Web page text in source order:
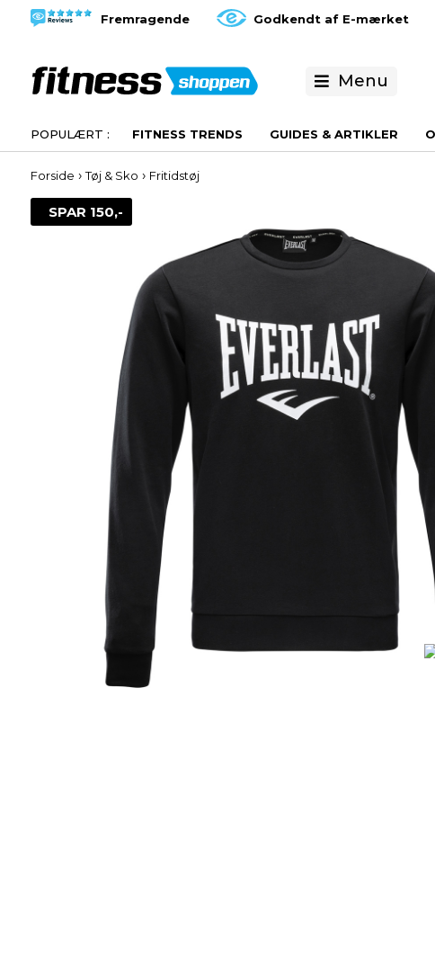
Fremragende Godkendt af E-mærket
Menu
FITNESS TRENDS GUIDES & ARTIKLER
Forside ›Tøj & Sko › Fritidstøj
SPAR 150,-